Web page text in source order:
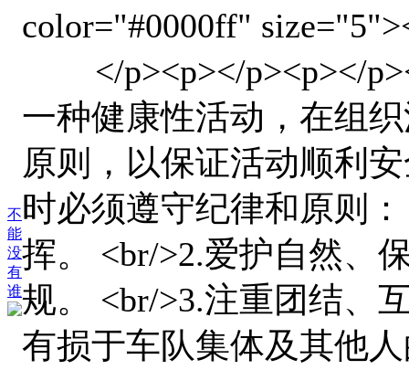
不
能
没
有
谁
color="#0000ff"
</p><p></p><p></
一种健康性活动，在组
原则，以保证活动顺利
时必须遵守纪律和原则
挥。 <br/>2.爱护自然、
规。 <br/>3.注重团结、
有损于车队集体及其他